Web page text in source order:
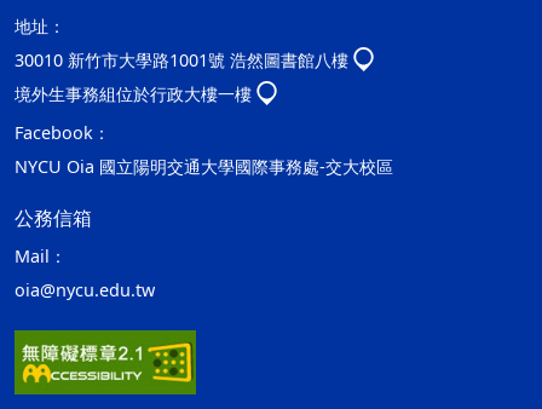
地址：
30010 新竹市大學路1001號 浩然圖書館八樓
境外生事務組位於行政大樓一樓
Facebook：
NYCU Oia 國立陽明交通大學國際事務處-交大校區
公務信箱
Mail：
oia@nycu.edu.tw